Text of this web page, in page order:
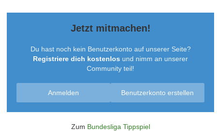
Jetzt mitmachen!
Du hast noch kein Benutzerkonto auf unserer Seite?
Registriere dich kostenlos und nimm an unserer
Community teil!
Benutzerkonto erstellen
Anmelden
Zum Bundesliga Tippspiel